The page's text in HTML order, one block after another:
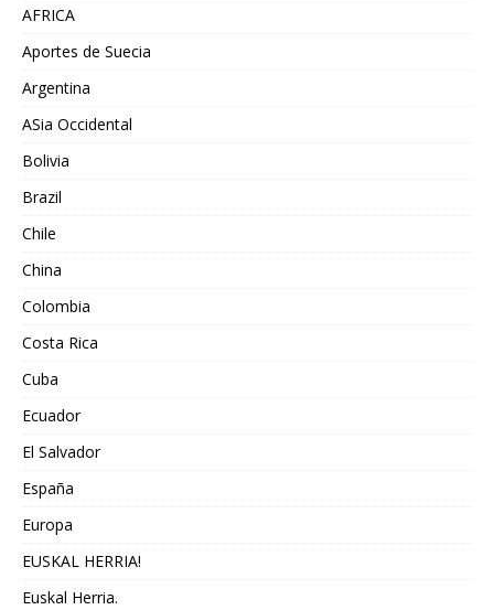
AFRICA
Aportes de Suecia
Argentina
ASia Occidental
Bolivia
Brazil
Chile
China
Colombia
Costa Rica
Cuba
Ecuador
El Salvador
España
Europa
EUSKAL HERRIA!
Euskal Herria.